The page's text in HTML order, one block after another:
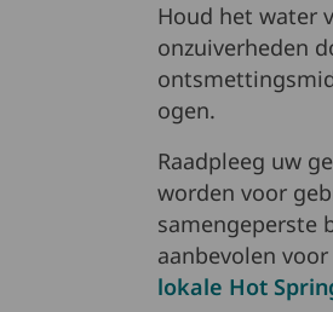
Houd het water
onzuiverheden
ogen.
Raadpleeg uw
worden voor
samengeperste
aanbevolen
lokale Hot